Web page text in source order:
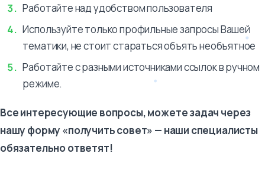
Работайте над удобством пользователя
Используйте только профильные запросы Вашей
тематики, не стоит стараться объять необъятное
Работайте с разными источниками ссылок в ручном
режиме.
Все интересующие вопросы, можете задач через
нашу форму «получить совет» — наши специалисты
обязательно ответят!